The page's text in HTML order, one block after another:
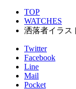
TOP
WATCHES
洒落者イラス
Twitter
Facebook
Line
Mail
Pocket